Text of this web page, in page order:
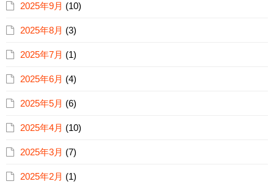
2025年9月 (10)
2025年8月 (3)
2025年7月 (1)
2025年6月 (4)
2025年5月 (6)
2025年4月 (10)
2025年3月 (7)
2025年2月 (1)